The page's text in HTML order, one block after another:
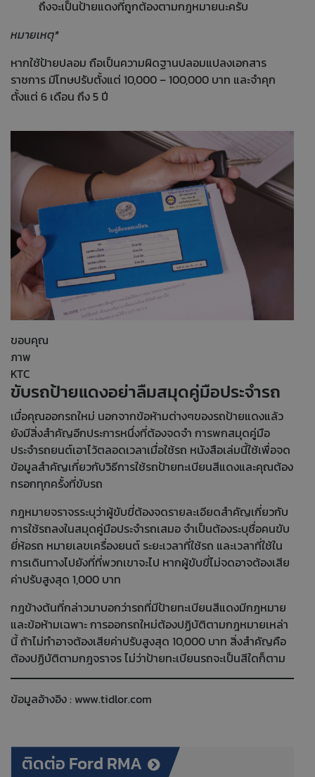
ถึงจะเป็นป้ายแดงที่ถูกต้องตามกฎหมายนะครับ
หมายเหตุ*
หากใช้ป้ายปลอม ถือเป็นความผิดฐานปลอมแปลงเอกสาร
ราชการ มีโทษปรับตั้งแต่ 10,000 – 100,000 บาท และจำคุก
ตั้งแต่ 6 เดือน ถึง 5 ปี
ขอบคุณ
ภาพ
KTC
ขับรถป้ายแดงอย่าลืมสมุดคู่มือประจำรถ
เมื่อคุณออกรถใหม่ นอกจากข้อห้ามต่างๆของรถป้ายแดงแล้ว
ยังมีสิ่งสำคัญอีกประการหนึ่งที่ต้องจดจำ การพกสมุดคู่มือ
ประจำรถยนต์เอาไว้ตลอดเวลาเมื่อใช้รถ หนังสือเล่มนี้ใช้เพื่อจด
ข้อมูลสำคัญเกี่ยวกับวิธีการใช้รถป้ายทะเบียนสีแดงและคุณต้อง
กรอกทุกครั้งที่ขับรถ
กฎหมายจราจรระบุว่าผู้ขับขี่ต้องจดรายละเอียดสำคัญเกี่ยวกับ
การใช้รถลงในสมุดคู่มือประจำรถเสมอ จำเป็นต้องระบุชื่อคนขับ
ยี่ห้อรถ หมายเลขเครื่องยนต์ ระยะเวลาที่ใช้รถ และเวลาที่ใช้ใน
การเดินทางไปยังที่ที่พวกเขาจะไป หากผู้ขับขี่ไม่จดอาจต้องเสีย
ค่าปรับสูงสุด 1,000 บาท
กฎข้างต้นที่กล่าวมาบอกว่ารถที่มีป้ายทะเบียนสีแดงมีกฎหมาย
และข้อห้ามเฉพาะ การออกรถใหม่ต้องปฏิบัติตามกฎหมายเหล่า
นี้ ถ้าไม่ทำอาจต้องเสียค่าปรับสูงสุด 10,000 บาท สิ่งสำคัญคือ
ต้องปฏิบัติตามกฎจราจร ไม่ว่าป้ายทะเบียนรถจะเป็นสีใดก็ตาม
ข้อมูลอ้างอิง : www.tidlor.com
ติดต่อ Ford RMA